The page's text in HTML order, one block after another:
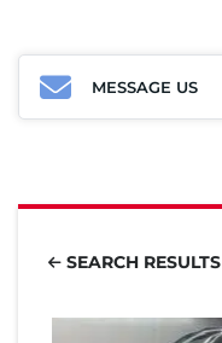
MESSAGE US
SEARCH RESULTS